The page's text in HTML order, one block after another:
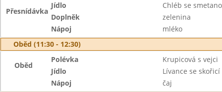
Přesnídávka
Jídlo
Chléb se
Doplněk
zelenina
Nápoj
mléko
Oběd (11:30 - 12:30)
Oběd
Polévka
Krupicová s vejci
Jídlo
Lívance se skořicí
Nápoj
čaj